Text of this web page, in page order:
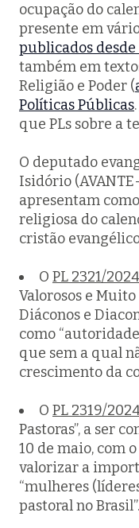
ocupação do
presente em
publicados
também em
Religião e Poder (
Políticas Públicas
que PLs sobre a
O deputado
Isidório
apresentam
religiosa do
cristão
O PL 2321/2024
Valorosos e
Diáconos e
como
que sem a qual
crescimento da
O PL 2319/
Pastoras”, a ser
10 de maio, com
valorizar a
“mulheres
pastoral no Brasil”.